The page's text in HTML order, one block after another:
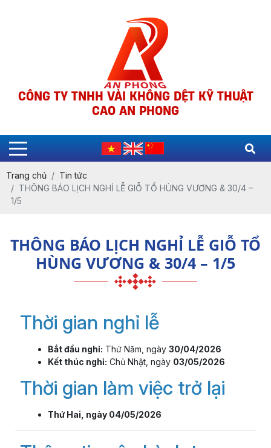
CÔNG TY TNHH VẢI KHÔNG DỆT KỸ THUẬT
CAO AN PHONG
Trang chủ
Tin tức
THÔNG BÁO LỊCH NGHỈ LỄ GIỖ TỔ HÙNG VƯƠNG & 30/4 –
1/5
THÔNG BÁO LỊCH NGHỈ LỄ GIỖ TỔ
HÙNG VƯƠNG & 30/4 – 1/5
Thời gian nghỉ lễ
Bắt đầu nghỉ: Thứ Năm, ngày 30/04/2026
Kết thúc nghỉ: Chủ Nhật, ngày 03/05/2026
Thời gian làm việc trở lại
Thứ Hai, ngày 04/05/2026